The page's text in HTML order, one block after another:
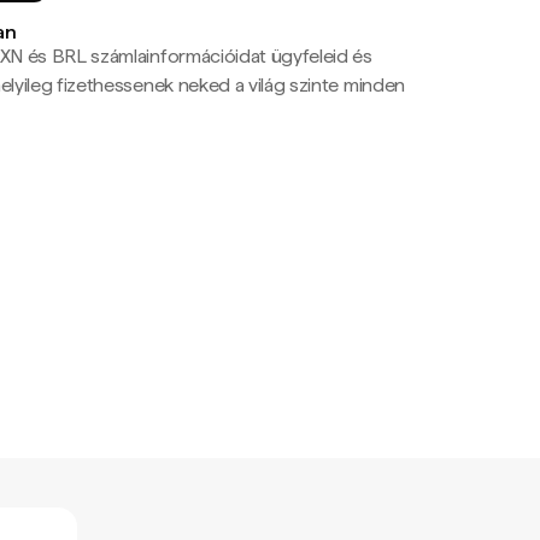
és BRL számlainformációidat ügyfeleid és
fizethessenek neked a világ szinte minden